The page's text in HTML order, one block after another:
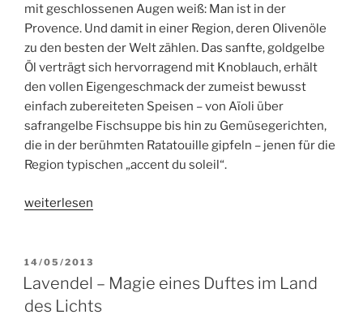
mit geschlossenen Augen weiß: Man ist in der
Provence. Und damit in einer Region, deren Olivenöle
zu den besten der Welt zählen. Das sanfte, goldgelbe
Öl verträgt sich hervorragend mit Knoblauch, erhält
den vollen Eigengeschmack der zumeist bewusst
einfach zubereiteten Speisen – von Aïoli über
safrangelbe Fischsuppe bis hin zu Gemüsegerichten,
die in der berühmten Ratatouille gipfeln – jenen für die
Region typischen „accent du soleil“.
„Urlaub
und
Esskapaden
weiterlesen
VERÖFFENTLICHT
AM
14/05/2013
Lavendel – Magie eines Duftes im Land
des Lichts